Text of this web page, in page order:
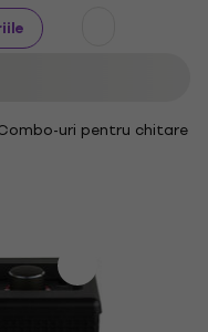
uri pentru chitare